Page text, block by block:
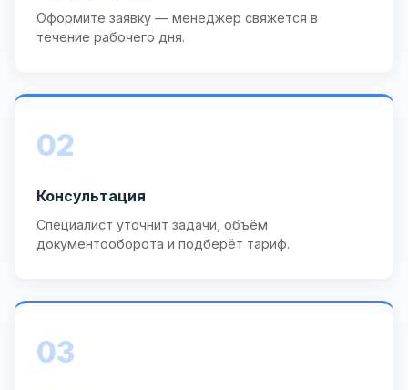
Оформите заявку — менеджер свяжется в
течение рабочего дня.
02
Консультация
Специалист уточнит задачи, объём
документооборота и подберёт тариф.
03